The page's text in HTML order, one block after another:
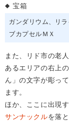
宝箱
ガンダリウム リ
ブカプセルＭＸ
また、リド市の老
あるエリアの右上
ん」の文字が彫っ
ます。
ほか、ここに出現
サンナックルを落